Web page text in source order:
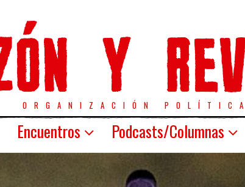
ORGANIZACIÓN POLÍTICA
Encuentros Podcasts/Columnas